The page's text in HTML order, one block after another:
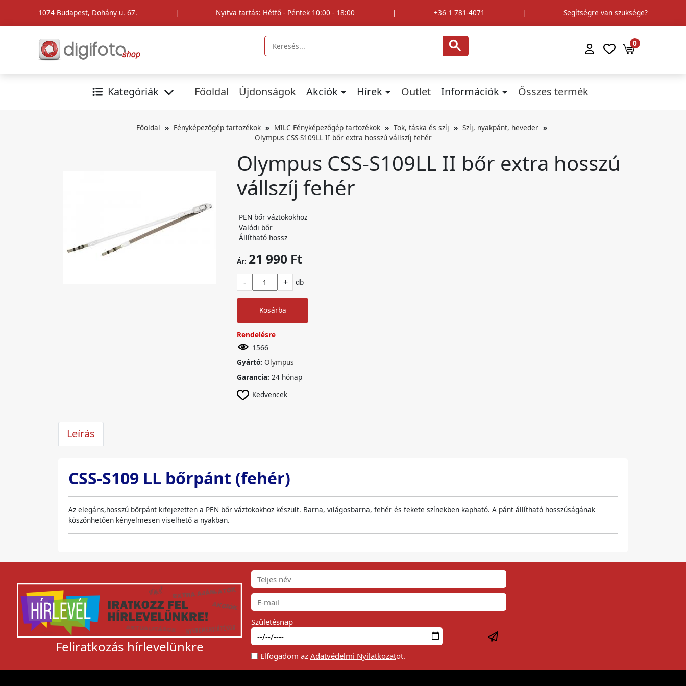
1074 Budapest, Dohány u. 67. | Nyitva tartás: Hétfő - Péntek 10:00 - 18:00 | +36 1 781-4071 | Segítségre van szüksége?
0
Kategóriák Főoldal Újdonságok Akciók Hírek Outlet Információk Összes termék
Főoldal Fényképezőgép tartozékok MILC Fényképezőgép tartozékok Tok, táska és szíj
Szíj, nyakpánt, heveder
Olympus CSS-S109LL II bőr extra hosszú vállszíj fehér
Olympus CSS-S109LL II bőr extra hosszú
vállszíj fehér
PEN bőr váztokokhoz
Valódi bőr
Állítható hossz
Ár: 21 990 Ft
- + db
Kosárba
Rendelésre
1566
Gyártó: Olympus
Garancia: 24 hónap
Kedvencek
Leírás
CSS-S109 LL bőrpánt (fehér)
Az elegáns,hosszú bőrpánt kifejezetten a PEN bőr váztokokhoz készült. Barna, világosbarna, fehér és fekete színekben kapható. A pánt állítható hosszúságának
köszönhetően kényelmesen viselhető a nyakban.
Feliratkozás hírlevelünkre
Születésnap
Elfogadom az Adatvédelmi Nyilatkozatot.